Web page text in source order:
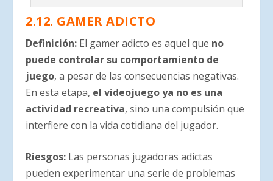
2.12. GAMER ADICTO
Definición: El gamer adicto es aquel que no
puede controlar su comportamiento de
juego, a pesar de las consecuencias negativas.
En esta etapa, el videojuego ya no es una
actividad recreativa, sino una compulsión que
interfiere con la vida cotidiana del jugador.
Riesgos: Las personas jugadoras adictas
pueden experimentar una serie de problemas